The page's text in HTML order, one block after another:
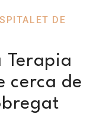
DE
Terapia
cerca de